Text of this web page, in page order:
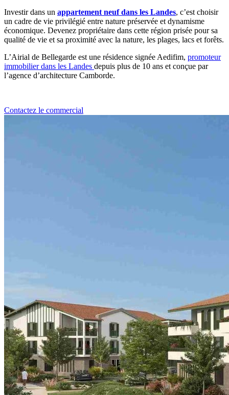
Investir dans un appartement neuf dans les Landes, c’est choisir
un cadre de vie privilégié entre nature préservée et dynamisme
économique. Devenez propriétaire dans cette région prisée pour sa
qualité de vie et sa proximité avec la nature, les plages, lacs et forêts.
L’Airial de Bellegarde est une résidence signée Aedifim, promoteur
immobilier dans les Landes depuis plus de 10 ans et conçue par
l’agence d’architecture Camborde.
Contactez le commercial